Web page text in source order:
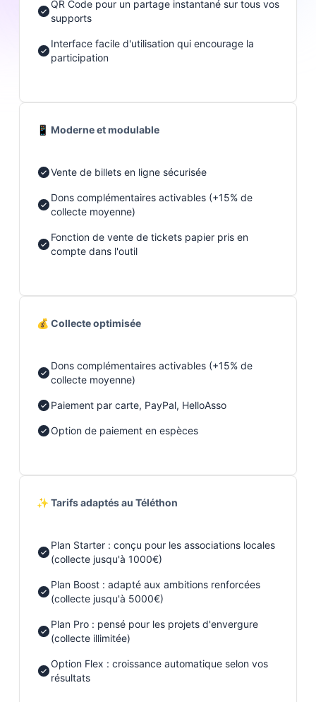
QR Code pour un partage instantané sur tous vos
supports
Interface facile d'utilisation qui encourage la
participation
📱 Moderne et modulable
Vente de billets en ligne sécurisée
Dons complémentaires activables (+15% de
collecte moyenne)
Fonction de vente de tickets papier pris en
compte dans l'outil
💰 Collecte optimisée
Dons complémentaires activables (+15% de
collecte moyenne)
Paiement par carte, PayPal, HelloAsso
Option de paiement en espèces
✨ Tarifs adaptés au Téléthon
Plan Starter : conçu pour les associations locales
(collecte jusqu'à 1000€)
Plan Boost : adapté aux ambitions renforcées
(collecte jusqu'à 5000€)
Plan Pro : pensé pour les projets d'envergure
(collecte illimitée)
Option Flex : croissance automatique selon vos
résultats